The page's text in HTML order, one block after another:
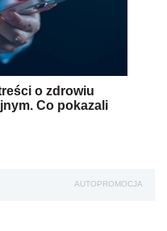
o zdrowiu
Co pokazali
AUTOPROMOCJA